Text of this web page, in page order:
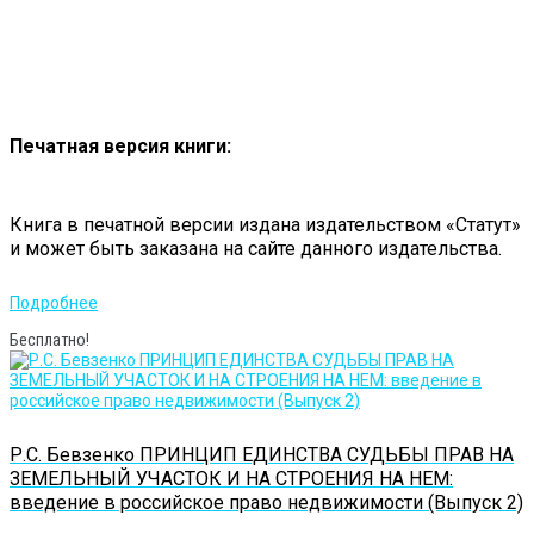
Печатная версия книги:
Книга в печатной версии издана издательством «Статут»
и может быть заказана на сайте данного издательства.
Подробнее
Бесплатно!
Р.С. Бевзенко ПРИНЦИП ЕДИНСТВА СУДЬБЫ ПРАВ НА
ЗЕМЕЛЬНЫЙ УЧАСТОК И НА СТРОЕНИЯ НА НЕМ:
введение в российское право недвижимости (Выпуск 2)